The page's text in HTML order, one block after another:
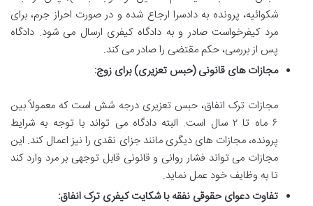
شکوائیه، پرونده به دادسرا ارجاع شده و در صورت احراز جرم، برای
مرد کیفرخواست صادر و به دادگاه کیفری ارسال می شود. دادگاه
پس از بررسی، حکم مقتضی را صادر می کند.
مجازات های قانونی (حبس تعزیری) برای زوج:
مجازات ترک انفاق، حبس تعزیری درجه شش است که معمولاً بین
۶ ماه تا ۲ سال است. البته دادگاه می تواند با توجه به شرایط
پرونده، مجازات های دیگری مانند جزای نقدی را نیز اعمال کند. این
مجازات می تواند فشار روانی و قانونی قابل توجهی بر مرد وارد کند
تا به وظایف خود عمل نماید.
تفاوت دعوای حقوقی نفقه با شکایت کیفری ترک انفاق: